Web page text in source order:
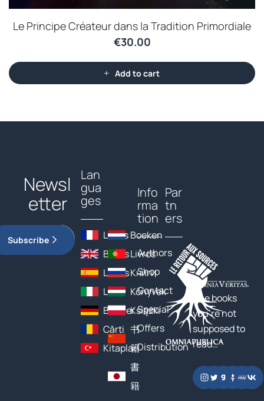
Le Principe Créateur dans la Tradition Primordiale
€30.00
Add to cart
Newsl
etter
Subscribe
Lan
gua
ges
Livres
Books
Libros
Libri
Bücher
Cărți
Kitaplar
Boeken
Livros
Книги
Könyvek
Książki
书
籍
書
籍
Info
rma
tion
Authors
Shop
Contact
Special
Offers
Distribution
Par
tn
ers
The books
you’re not
supposed to
read…